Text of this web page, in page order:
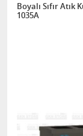
Boyalı Sıfır Atık
1035A